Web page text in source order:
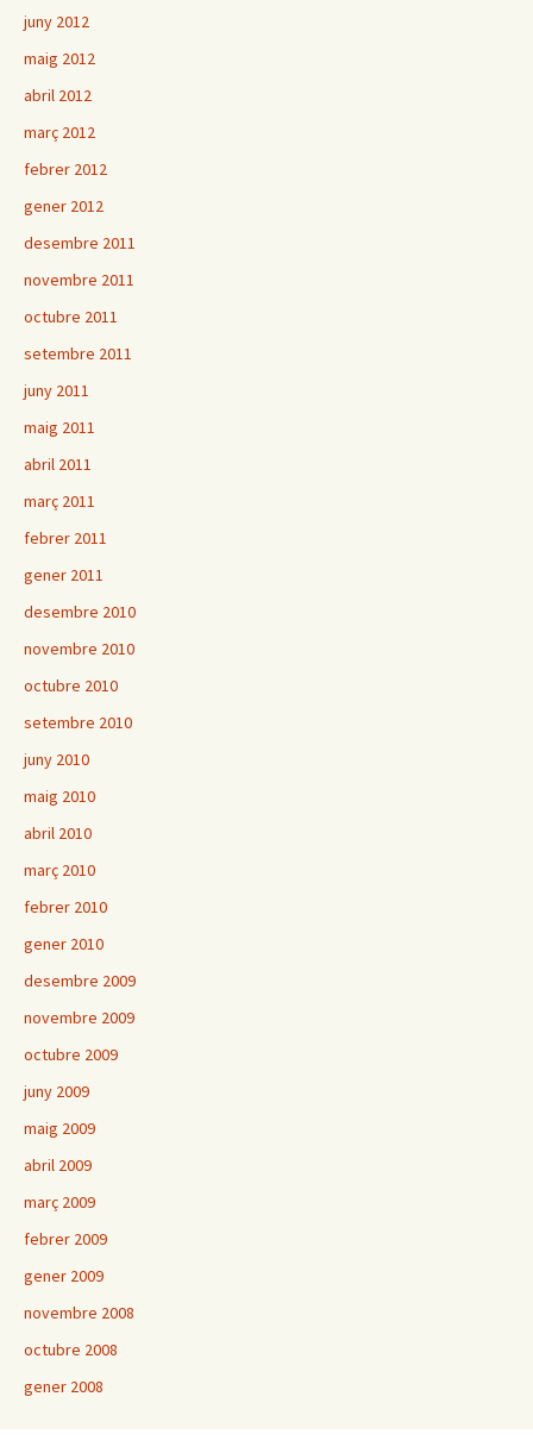
juny 2012
maig 2012
abril 2012
març 2012
febrer 2012
gener 2012
desembre 2011
novembre 2011
octubre 2011
setembre 2011
juny 2011
maig 2011
abril 2011
març 2011
febrer 2011
gener 2011
desembre 2010
novembre 2010
octubre 2010
setembre 2010
juny 2010
maig 2010
abril 2010
març 2010
febrer 2010
gener 2010
desembre 2009
novembre 2009
octubre 2009
juny 2009
maig 2009
abril 2009
març 2009
febrer 2009
gener 2009
novembre 2008
octubre 2008
gener 2008